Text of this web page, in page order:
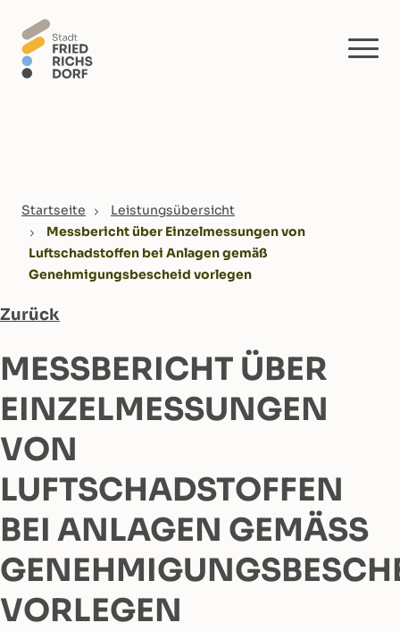
You are here:
Startseite
Leistungsübersicht
Messbericht über Einzelmessungen von
Luftschadstoffen bei Anlagen gemäß
Genehmigungsbescheid vorlegen
Zurück
MESSBERICHT ÜBER
EINZELMESSUNGEN
VON
LUFTSCHADSTOFFEN
BEI ANLAGEN GEMÄSS G
ORLEGEN